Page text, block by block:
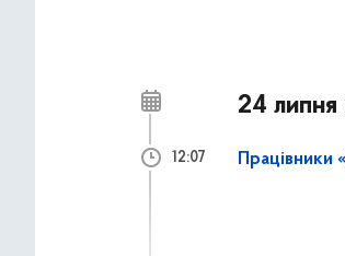
24
Працівники
12:07